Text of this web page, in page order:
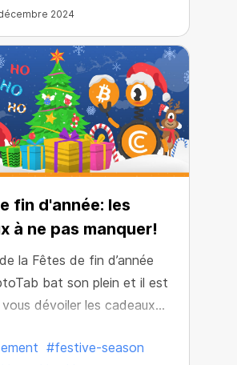
tirage au sort, et le
la récompense
2024
fin d'année: les
à ne pas manquer!
la Fêtes de fin d’année
bat son plein et il est
dévoiler les cadeaux
de neige que vous avez
#festive-season